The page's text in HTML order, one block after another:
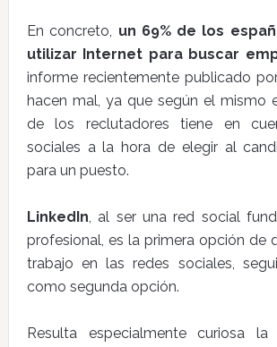
En concreto, un 69% de los
utilizar Internet para buscar
informe recientemente publicado
hacen mal, ya que según el mismo
de los reclutadores tiene en
sociales a la hora de elegir al
para un puesto.
LinkedIn, al ser una red social
profesional, es la primera opción de
trabajo en las redes sociales,
como segunda opción.
Resulta especialmente curiosa la